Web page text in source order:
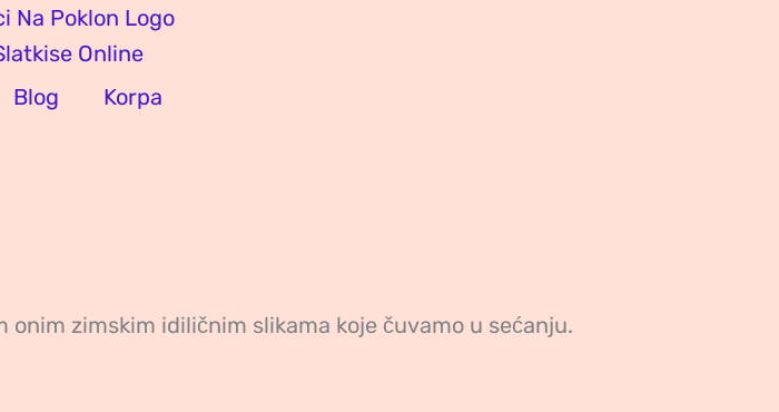
Blog Korpa
zimskim idiličnim slikama koje čuvamo u sećanju.